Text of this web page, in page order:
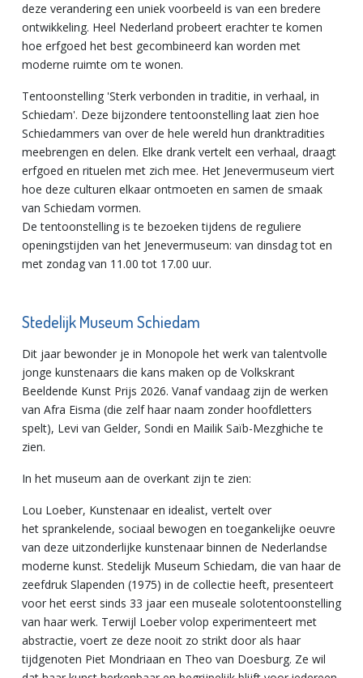
deze verandering een uniek voorbeeld is van een bredere
ontwikkeling. Heel Nederland probeert erachter te komen
hoe erfgoed het best gecombineerd kan worden met
moderne ruimte om te wonen.
Tentoonstelling 'Sterk verbonden in traditie, in verhaal, in
Schiedam'. Deze bijzondere tentoonstelling laat zien hoe
Schiedammers van over de hele wereld hun dranktradities
meebrengen en delen. Elke drank vertelt een verhaal, draagt
erfgoed en rituelen met zich mee. Het Jenevermuseum viert
hoe deze culturen elkaar ontmoeten en samen de smaak
van Schiedam vormen.
De tentoonstelling is te bezoeken tijdens de reguliere
openingstijden van het Jenevermuseum: van dinsdag tot en
met zondag van 11.00 tot 17.00 uur.
Stedelijk Museum Schiedam
Dit jaar bewonder je in Monopole het werk van talentvolle
jonge kunstenaars die kans maken op de Volkskrant
Beeldende Kunst Prijs 2026. Vanaf vandaag zijn de werken
van Afra Eisma (die zelf haar naam zonder hoofdletters
spelt), Levi van Gelder, Sondi en Mailik Saïb-Mezghiche te
zien.
In het museum aan de overkant zijn te zien:
Lou Loeber, Kunstenaar en idealist, vertelt over
het sprankelende, sociaal bewogen en toegankelijke oeuvre
van deze uitzonderlijke kunstenaar binnen de Nederlandse
moderne kunst. Stedelijk Museum Schiedam, die van haar de
zeefdruk Slapenden (1975) in de collectie heeft, presenteert
voor het eerst sinds 33 jaar een museale solotentoonstelling
van haar werk. Terwijl Loeber volop experimenteert met
abstractie, voert ze deze nooit zo strikt door als haar
tijdgenoten Piet Mondriaan en Theo van Doesburg. Ze wil